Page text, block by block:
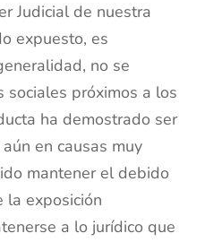
Judicial de nuestra
expuesto, es
no se
sociales próximos a los
ha demostrado ser
en causas muy
mantener el debido
la exposición
a lo jurídico que